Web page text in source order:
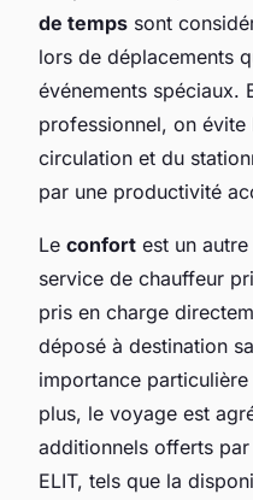
de temps sont
lors de déplacements
événements spéciaux.
professionnel, on évite
circulation et du
par une productivité
Le confort est un
service de chauffeur
pris en charge
déposé à destination
importance
plus, le voyage est
additionnels offerts
ELIT, tels que la